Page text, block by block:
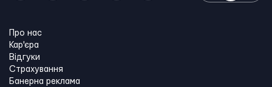
Про нас
Кар'єра
Відгуки
Страхування
Банерна реклама